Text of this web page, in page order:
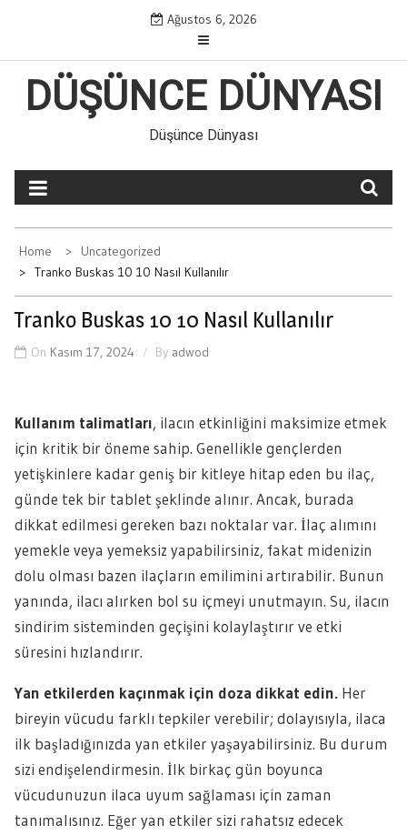
content
Ağustos 6, 2026
DÜŞÜNCE DÜNYASI
Düşünce Dünyası
Home
Uncategorized
Tranko Buskas 10 10 Nasıl Kullanılır
Tranko Buskas 10 10 Nasıl Kullanılır
On Kasım 17, 2024 By adwod
Kullanım talimatları, ilacın etkinliğini maksimize etmek
için kritik bir öneme sahip. Genellikle gençlerden
yetişkinlere kadar geniş bir kitleye hitap eden bu ilaç,
günde tek bir tablet şeklinde alınır. Ancak, burada
dikkat edilmesi gereken bazı noktalar var. İlaç alımını
yemekle veya yemeksiz yapabilirsiniz, fakat midenizin
dolu olması bazen ilaçların emilimini artırabilir. Bunun
yanında, ilacı alırken bol su içmeyi unutmayın. Su, ilacın
sindirim sisteminden geçişini kolaylaştırır ve etki
süresini hızlandırır.
Yan etkilerden kaçınmak için doza dikkat edin. Her
bireyin vücudu farklı tepkiler verebilir; dolayısıyla, ilaca
ilk başladığınızda yan etkiler yaşayabilirsiniz. Bu durum
sizi endişelendirmesin. İlk birkaç gün boyunca
vücudunuzun ilaca uyum sağlaması için zaman
tanımalısınız. Eğer yan etkiler sizi rahatsız edecek